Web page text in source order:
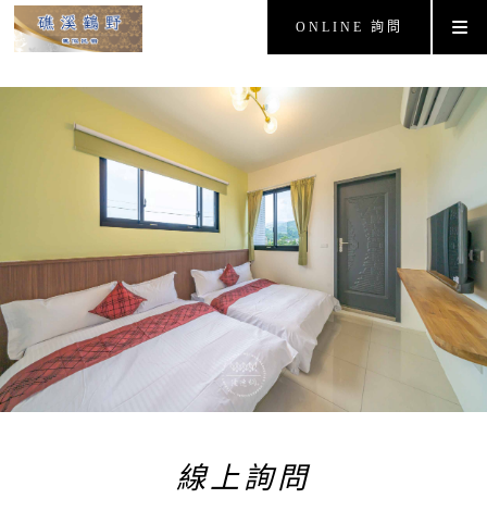
ONLINE 詢問
線上詢問